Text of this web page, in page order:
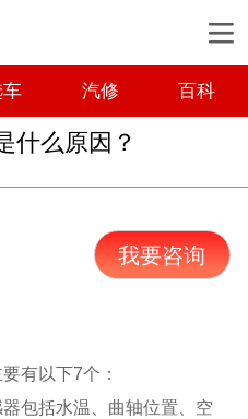
汽修 百科
什么原因？
我要咨询
有以下7个：
包括水温、曲轴位置、空